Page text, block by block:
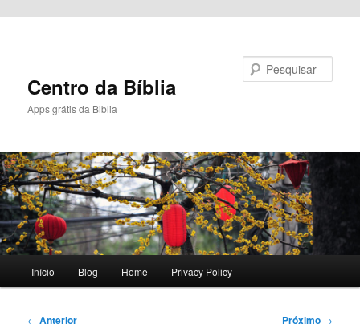
Centro da Bíblia
Apps grátis da Biblia
principal
Início Blog Home Privacy Policy
Navegação
← Anterior Próximo →